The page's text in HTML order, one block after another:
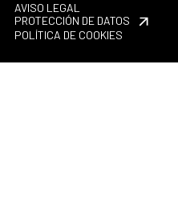
AVISO LEGAL
PROTECCIÓN DE DATOS
POLÍTICA DE COOKIES